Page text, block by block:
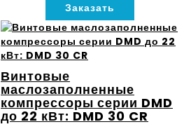
Заказать
Винтовые
маслозаполненные
компрессоры серии DMD
до 22 кВт: DMD 30 CR